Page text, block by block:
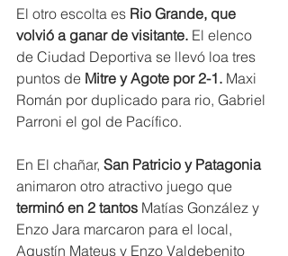
El otro escolta es Rio Grande, que
volvió a ganar de visitante. El elenco
de Ciudad Deportiva se llevó loa tres
puntos de Mitre y Agote por 2-1. Maxi
Román por duplicado para rio, Gabriel
Parroni el gol de Pacífico.
En El chañar, San Patricio y Patagonia
animaron otro atractivo juego que
terminó en 2 tantos Matías González y
Enzo Jara marcaron para el local,
Agustín Mateus y Enzo Valdebenito